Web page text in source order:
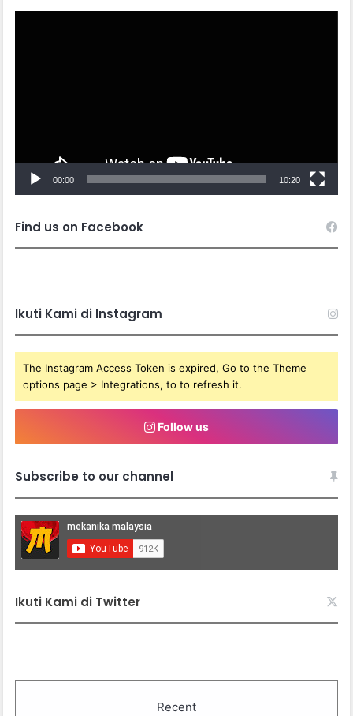
00:00 10:20
Find us on Facebook
Ikuti Kami di Instagram
The Instagram Access Token is expired, Go to the Theme
options page > Integrations, to to refresh it.
Follow us
Subscribe to our channel
Ikuti Kami di Twitter
Recent